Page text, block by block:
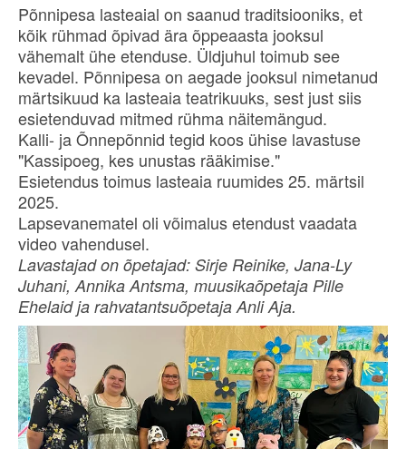
Põnnipesa lasteaial on saanud traditsiooniks, et
kõik rühmad õpivad ära õppeaasta jooksul
vähemalt ühe etenduse. Üldjuhul toimub see
kevadel. Põnnipesa on aegade jooksul nimetanud
märtsikuud ka lasteaia teatrikuuks, sest just siis
esietenduvad mitmed rühma näitemängud.
Kalli- ja Õnnepõnnid tegid koos ühise lavastuse
"Kassipoeg, kes unustas rääkimise."
Esietendus toimus lasteaia ruumides 25. märtsil
2025.
Lapsevanematel oli võimalus etendust vaadata
video vahendusel.
Lavastajad on õpetajad: Sirje Reinike, Jana-Ly
Juhani, Annika Antsma, muusikaõpetaja Pille
Ehelaid ja rahvatantsuõpetaja Anli Aja.